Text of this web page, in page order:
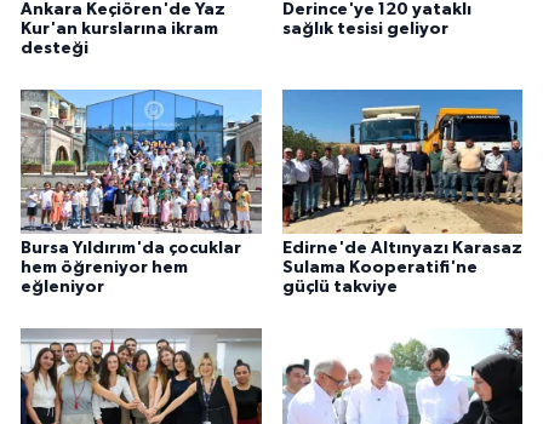
Ankara Keçiören'de Yaz
Kur'an kurslarına ikram
desteği
Derince'ye 120 yataklı
sağlık tesisi geliyor
Bursa Yıldırım'da çocuklar
hem öğreniyor hem
eğleniyor
Edirne'de Altınyazı Karasaz
Sulama Kooperatifi'ne
güçlü takviye